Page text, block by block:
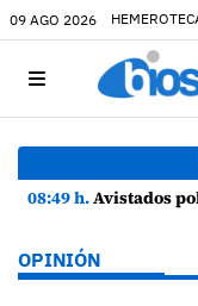
09 AGO 2026
08:49 h.Avistados pollos jóvenes
OPINIÓN